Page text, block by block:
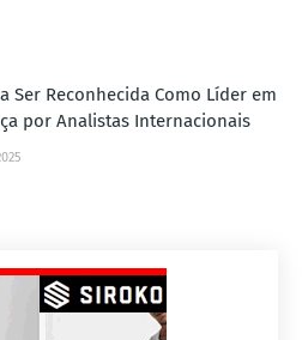
Ser Reconhecida Como Líder em
por Analistas Internacionais